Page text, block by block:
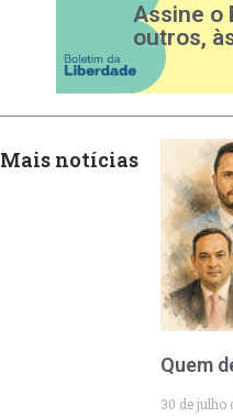
Assine o
outros,
Mais notícias
Quem
30 de julho